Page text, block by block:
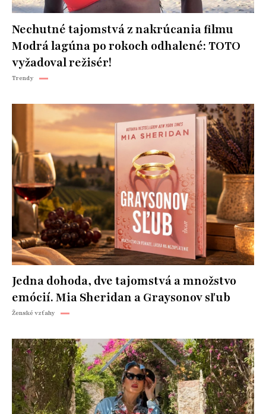
Nechutné tajomstvá z nakrúcania filmu
Modrá lagúna po rokoch odhalené: TOTO
vyžadoval režisér!
Trendy
Jedna dohoda, dve tajomstvá a množstvo
emócií. Mia Sheridan a Graysonov sľub
Ženské vzťahy